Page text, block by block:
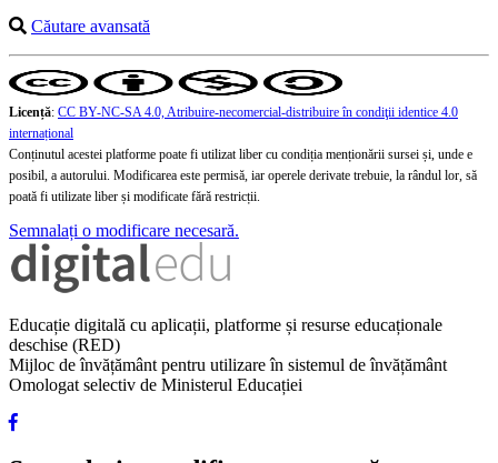
Căutare avansată
Licență: CC BY-NC-SA 4.0, Atribuire-necomercial-distribuire în condiţii identice 4.0
internațional
Conținutul acestei platforme poate fi utilizat liber cu condiția menționării sursei și, unde e
posibil, a autorului. Modificarea este permisă, iar operele derivate trebuie, la rândul lor, să
poată fi utilizate liber și modificate fără restricții.
Semnalați o modificare necesară.
Educație digitală cu aplicații, platforme și resurse educaționale
deschise (RED)
Mijloc de învățământ pentru utilizare în sistemul de învățământ
Omologat selectiv de Ministerul Educației